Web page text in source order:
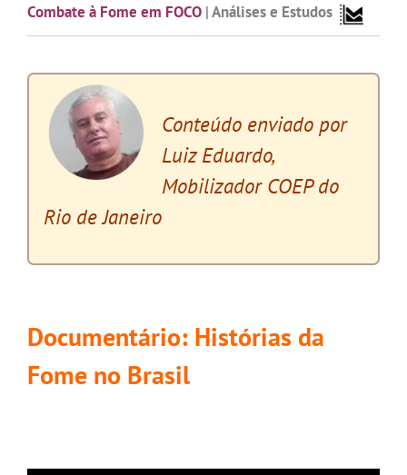
Combate à Fome em FOCO |Análises e Estudos
Conteúdo enviado por
Luiz Eduardo,
Mobilizador COEP do
Rio de Janeirox
Documentário: Histórias da
Fome no Brasil